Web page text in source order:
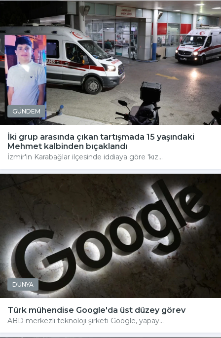
GÜNDEM
İki grup arasında çıkan tartışmada 15 yaşındaki
Mehmet kalbinden bıçaklandı
İzmir'in Karabağlar ilçesinde iddiaya göre 'kız...
DÜNYA
Türk mühendise Google'da üst düzey görev
ABD merkezli teknoloji şirketi Google, yapay...